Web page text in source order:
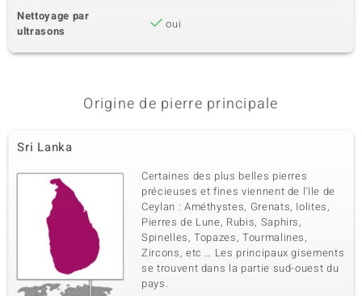
Nettoyage par
ultrasons
oui
Origine de pierre principale
Sri Lanka
Certaines des plus belles pierres
précieuses et fines viennent de l'île de
Ceylan : Améthystes, Grenats, Iolites,
Pierres de Lune, Rubis, Saphirs,
Spinelles, Topazes, Tourmalines,
Zircons, etc … Les principaux gisements
se trouvent dans la partie sud-ouest du
pays.